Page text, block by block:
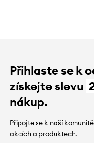
Přihlaste se k
získejte slevu
nákup.
Připojte se k naší
akcích a produktech.